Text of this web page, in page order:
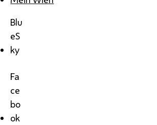
Blu
eS
ky
Fa
ce
bo
ok